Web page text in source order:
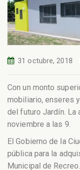
31 octubre, 2018
Con un monto
mobiliario, enseres
del futuro Jardín. La
noviembre a las 9.
El Gobierno de la
pública para la
Municipal de